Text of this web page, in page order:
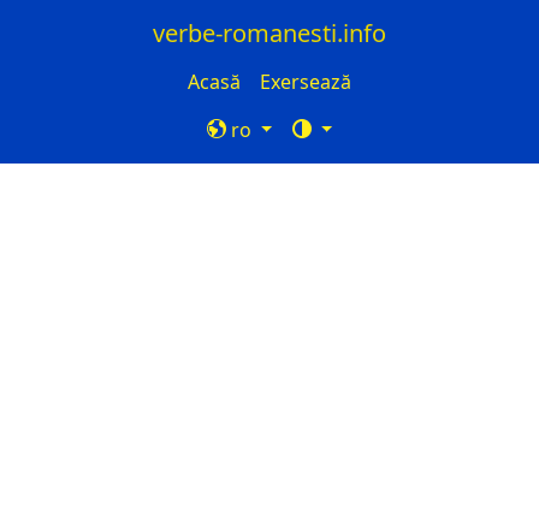
verbe-romanesti.info
Acasă
Exersează
ro